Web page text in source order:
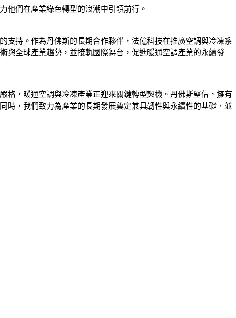
他們在產業綠色轉型的浪潮中引領前行。
支持。作為丹佛斯的長期合作夥伴，法億科技在推廣空調與冷凍系
與全球產業趨勢，並接軌國際舞台，促進暖通空調產業的永續發
格，暖通空調與冷凍產業正迎來關鍵轉型契機。丹佛斯堅信，擁有
時，我們致力為產業的長期發展奠定兼具韌性與永續性的基礎，並